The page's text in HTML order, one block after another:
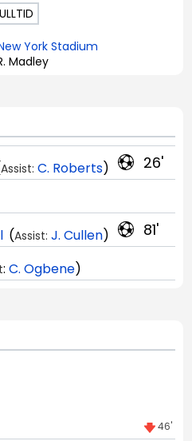
New York Stadium
Madley
26'
Assist: C. Roberts)
81'
(Assist: J. Cullen)
: C. Ogbene)
46'